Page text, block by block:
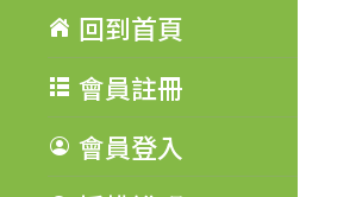
回到首頁
會員註冊
會員登入